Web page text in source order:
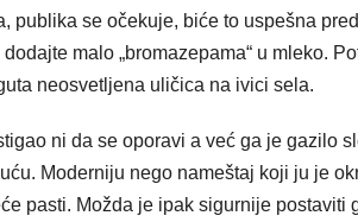
publika se očekuje, biće to uspešna
malo „bromazepama“ u mleko.
neosvetljena uličica na ivici sela.
ni da se oporavi a već ga je gazilo
Moderniju nego nameštaj koji ju je
pasti. Možda je ipak sigurnije postaviti